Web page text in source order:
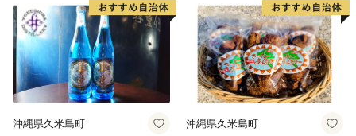
沖縄県久米島町 沖縄県久米島町